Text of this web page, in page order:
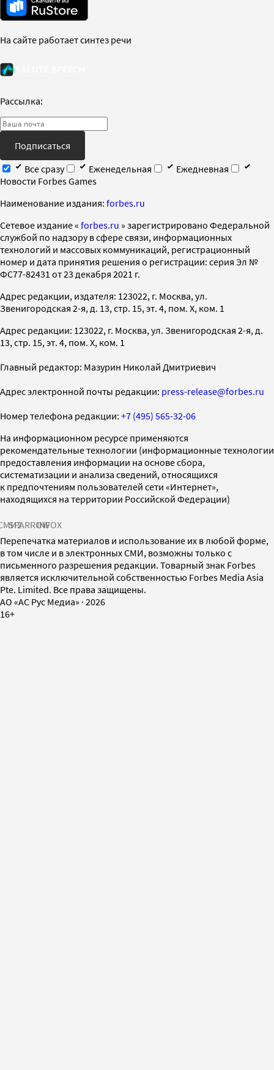
На сайте работает синтез речи
Рассылка:
Подписаться
Все сразу
Еженедельная
Ежедневная
Новости Forbes Games
Наименование издания: forbes.ru
Cетевое издание « forbes.ru » зарегистрировано Федеральной
службой по надзору в сфере связи, информационных
технологий и массовых коммуникаций, регистрационный
номер и дата принятия решения о регистрации: серия Эл №
ФС77-82431 от 23 декабря 2021 г.
Адрес редакции, издателя: 123022, г. Москва, ул.
Звенигородская 2-я, д. 13, стр. 15, эт. 4, пом. X, ком. 1
Адрес редакции: 123022, г. Москва, ул. Звенигородская 2-я, д.
13, стр. 15, эт. 4, пом. X, ком. 1
Главный редактор: Мазурин Николай Дмитриевич
Адрес электронной почты редакции: press-release@forbes.ru
Номер телефона редакции: +7 (495) 565-32-06
На информационном ресурсе применяются
рекомендательные технологии (информационные технологии
предоставления информации на основе сбора,
систематизации и анализа сведений, относящихся
к предпочтениям пользователей сети «Интернет»,
находящихся на территории Российской Федерации)
SPARROWINFOX
Перепечатка материалов и использование их в любой форме,
в том числе и в электронных СМИ, возможны только с
письменного разрешения редакции. Товарный знак Forbes
является исключительной собственностью Forbes Media Asia
Pte. Limited. Все права защищены.
AO «АС Рус Медиа» · 2026
16+